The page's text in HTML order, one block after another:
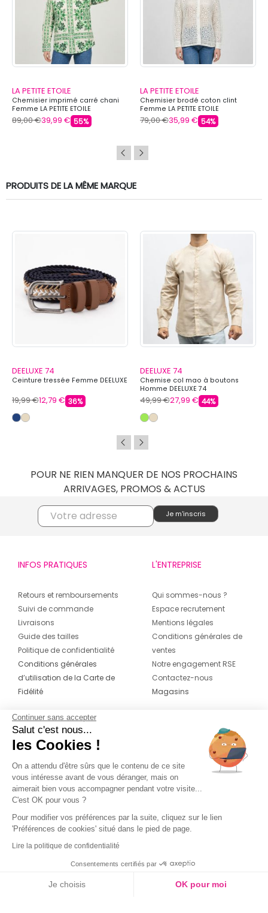
LA PETITE ETOILE
Chemisier imprimé carré chani
Femme LA PETITE ETOILE
89,00 €39,99 € 55%
LA PETITE ETOILE
Chemisier brodé coton clint
Femme LA PETITE ETOILE
79,00 €35,99 € 54%
PRODUITS DE LA MÊME MARQUE
DEELUXE 74
Ceinture tressée Femme DEELUXE
19,99 €12,79 € 36%
DEELUXE 74
Chemise col mao à boutons
Homme DEELUXE 74
49,99 €27,99 € 44%
POUR NE RIEN MANQUER DE NOS PROCHAINS
ARRIVAGES, PROMOS & ACTUS
INFOS PRATIQUES
Retours et remboursements
Suivi de commande
Livraisons
Guide des tailles
Politique de confidentialité
Conditions générales
d’utilisation de la Carte de
Fidélité
L'ENTREPRISE
Qui sommes-nous ?
Espace recrutement
Mentions légales
Conditions générales de
ventes
Notre engagement RSE
Contactez-nous
Magasins
CONTACT
04 42 20 78 42
Du lundi au jeudi de 8h30 à 16h30 & le
vendredi de 8h30 à 15h30
Continuer sans accepter
Salut c'est nous...
les Cookies !
On a attendu d'être sûrs que le contenu de ce site
vous intéresse avant de vous déranger, mais on
aimerait bien vous accompagner pendant votre visite...
C'est OK pour vous ?
Pour modifier vos préférences par la suite, cliquez sur le lien
'Préférences de cookies' situé dans le pied de page.
Lire la politique de confidentialité
Consentements certifiés par
Je choisis OK pour moi